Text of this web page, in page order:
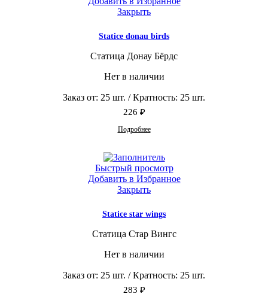
Закрыть
Statice donau birds
Статица Донау Бёрдс
Нет в наличии
Заказ от: 25 шт. / Кратность: 25 шт.
226 ₽
Подробнее
Быстрый просмотр
Добавить в Избранное
Закрыть
Statice star wings
Статица Стар Вингс
Нет в наличии
Заказ от: 25 шт. / Кратность: 25 шт.
283 ₽